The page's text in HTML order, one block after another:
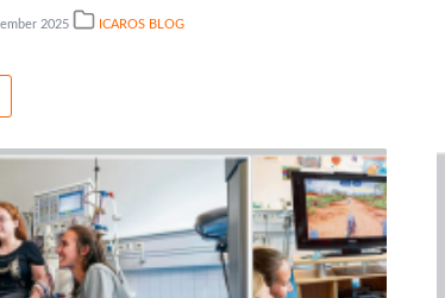
2025 ICAROS BLOG